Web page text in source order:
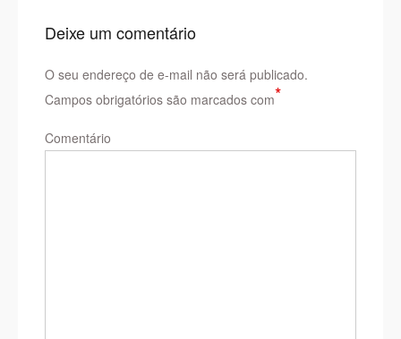
Deixe um comentário
O seu endereço de e-mail não será publicado.
Campos obrigatórios são marcados com*
Comentário